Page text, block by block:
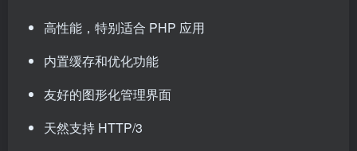
高性能，特别适合 PHP 应用
内置缓存和优化功能
友好的图形化管理界面
天然支持 HTTP/3